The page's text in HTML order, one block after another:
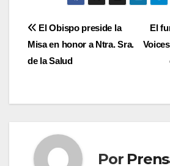
Navegación
de
El
El Obispo preside la
Misa en honor a Ntra. Sra.
de la Salud
Por